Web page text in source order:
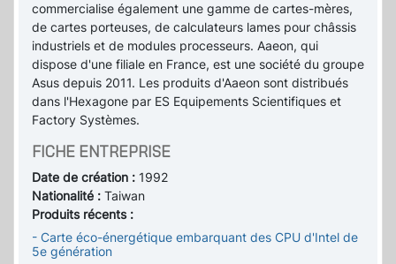
commercialise également une gamme de cartes-mères,
de cartes porteuses, de calculateurs lames pour châssis
industriels et de modules processeurs. Aaeon, qui
dispose d'une filiale en France, est une société du groupe
Asus depuis 2011. Les produits d'Aaeon sont distribués
dans l'Hexagone par ES Equipements Scientifiques et
Factory Systèmes.
FICHE ENTREPRISE
Date de création : 1992
Nationalité : Taiwan
Produits récents :
- Carte éco-énergétique embarquant des CPU d'Intel de
5e génération